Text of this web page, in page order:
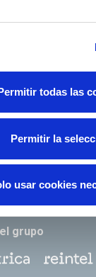
todas las
Permitir la
usar cookies
inversores
grupo